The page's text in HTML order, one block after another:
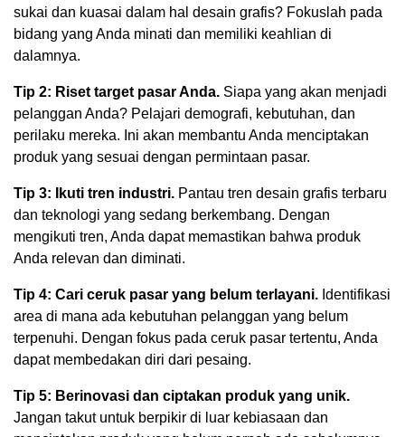
sukai dan kuasai dalam hal desain grafis? Fokuslah pada
bidang yang Anda minati dan memiliki keahlian di
dalamnya.
Tip 2: Riset target pasar Anda. Siapa yang akan menjadi
pelanggan Anda? Pelajari demografi, kebutuhan, dan
perilaku mereka. Ini akan membantu Anda menciptakan
produk yang sesuai dengan permintaan pasar.
Tip 3: Ikuti tren industri. Pantau tren desain grafis terbaru
dan teknologi yang sedang berkembang. Dengan
mengikuti tren, Anda dapat memastikan bahwa produk
Anda relevan dan diminati.
Tip 4: Cari ceruk pasar yang belum terlayani. Identifikasi
area di mana ada kebutuhan pelanggan yang belum
terpenuhi. Dengan fokus pada ceruk pasar tertentu, Anda
dapat membedakan diri dari pesaing.
Tip 5: Berinovasi dan ciptakan produk yang unik.
Jangan takut untuk berpikir di luar kebiasaan dan